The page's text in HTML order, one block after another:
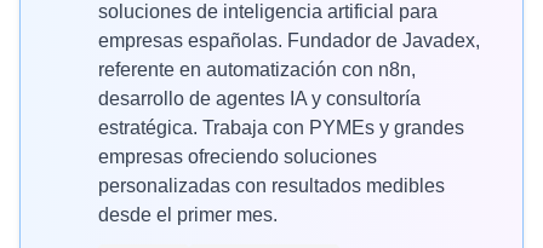
soluciones de inteligencia artificial para
empresas españolas. Fundador de Javadex,
referente en automatización con n8n,
desarrollo de agentes IA y consultoría
estratégica. Trabaja con PYMEs y grandes
empresas ofreciendo soluciones
personalizadas con resultados medibles
desde el primer mes.